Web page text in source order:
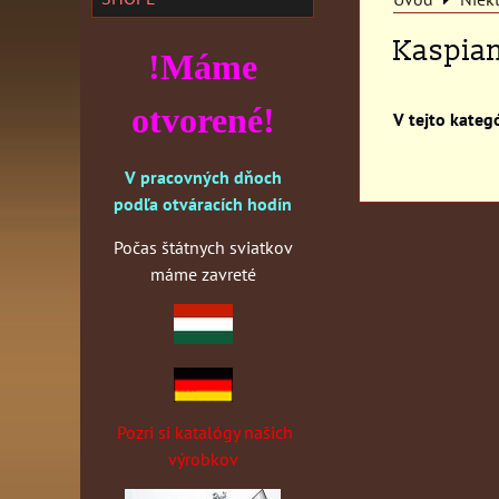
!Máme
otvorené!
V pracovných dňoch
podľa otváracích hodín
Počas štátnych sviatkov
máme zavreté
Pozri si katalógy našich
výrobkov